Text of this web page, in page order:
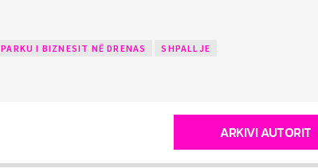
PARKU I BIZNESIT NË DRENAS SHPALLJE
ARKIVI AUTORIT